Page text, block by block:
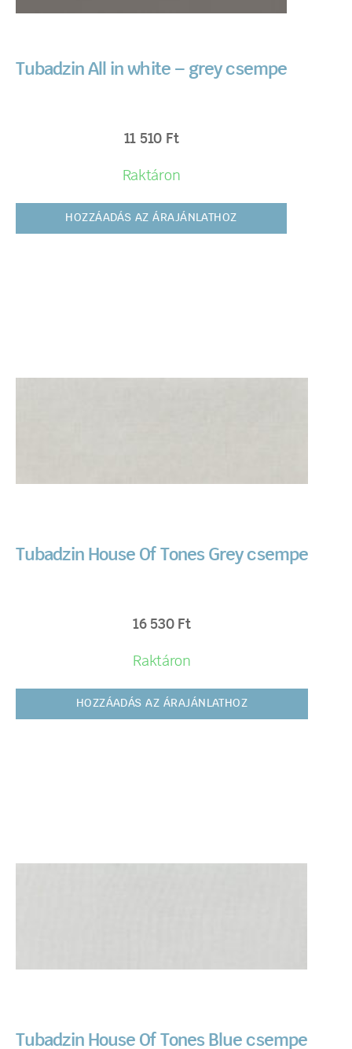
Tubadzin All in white – grey csempe
11 510 Ft
Raktáron
HOZZÁADÁS AZ ÁRAJÁNLATHOZ
Tubadzin House Of Tones Grey csempe
16 530 Ft
Raktáron
HOZZÁADÁS AZ ÁRAJÁNLATHOZ
Tubadzin House Of Tones Blue csempe